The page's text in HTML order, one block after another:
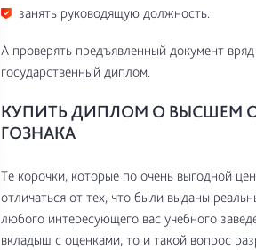
занять руководящую должность.
А проверять предъявленный документ
государственный диплом.
КУПИТЬ ДИПЛОМ О ВЫСШЕМ
ГОЗНАКА
Те корочки, которые по очень выгодной
отличаться от тех, что были выданы
любого интересующего вас учебного
вкладыш с оценками, то и такой вопрос